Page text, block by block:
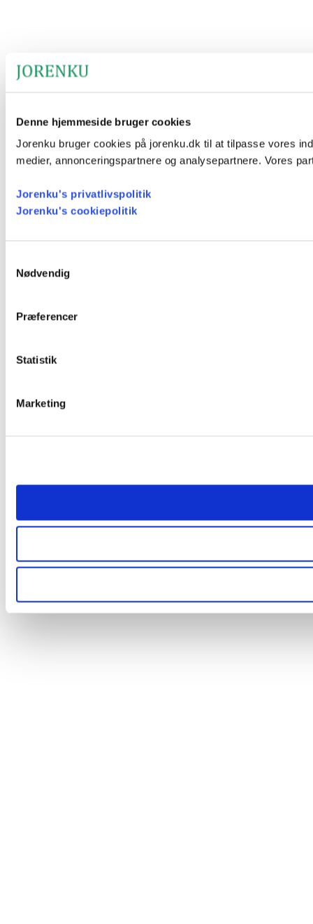
Denne hjemmeside bruger cookies
Jorenku bruger cookies på jorenku.dk til at tilpasse vores
medier, annonceringspartnere og analysepartnere. Vores
Jorenku's privatlivspolitik
Jorenku's cookiepolitik
Nødvendig
Præferencer
Statistik
Marketing